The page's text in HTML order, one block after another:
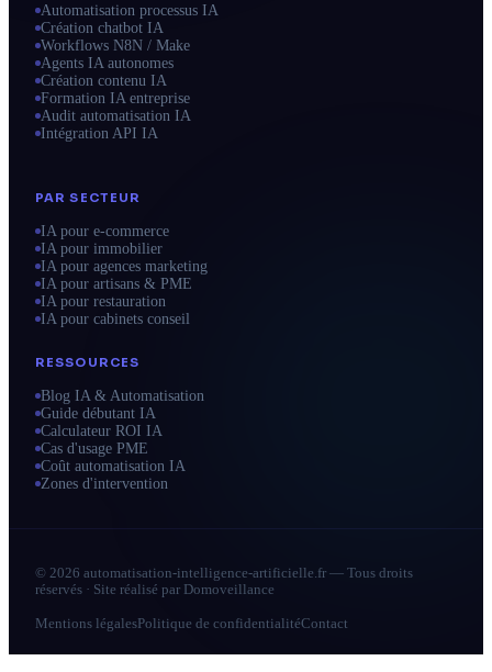
Automatisation processus IA
Création chatbot IA
Workflows N8N / Make
Agents IA autonomes
Création contenu IA
Formation IA entreprise
Audit automatisation IA
Intégration API IA
PAR SECTEUR
IA pour e-commerce
IA pour immobilier
IA pour agences marketing
IA pour artisans & PME
IA pour restauration
IA pour cabinets conseil
RESSOURCES
Blog IA & Automatisation
Guide débutant IA
Calculateur ROI IA
Cas d'usage PME
Coût automatisation IA
Zones d'intervention
© 2026 automatisation-intelligence-artificielle.fr — Tous droits
réservés · Site réalisé par Domoveillance
Mentions légalesPolitique de confidentialitéContact